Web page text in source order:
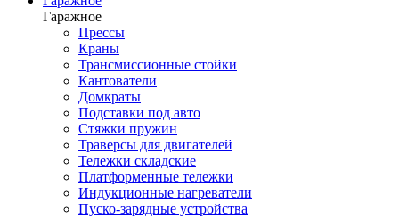
Гаражное
Прессы
Краны
Трансмиссионные стойки
Кантователи
Домкраты
Подставки под авто
Стяжки пружин
Траверсы для двигателей
Тележки складские
Платформенные тележки
Индукционные нагреватели
Пуско-зарядные устройства